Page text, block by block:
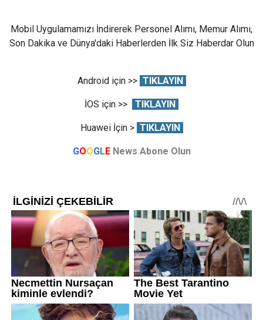
Mobil Uygulamamızı İndirerek Personel Alımı, Memur Alımı,
Son Dakika ve Dünya'daki Haberlerden İlk Siz Haberdar Olun
Android için >> TIKLAYIN
İOS için >> TIKLAYIN
Huawei İçin > TIKLAYIN
GOOGLE News Abone Olun